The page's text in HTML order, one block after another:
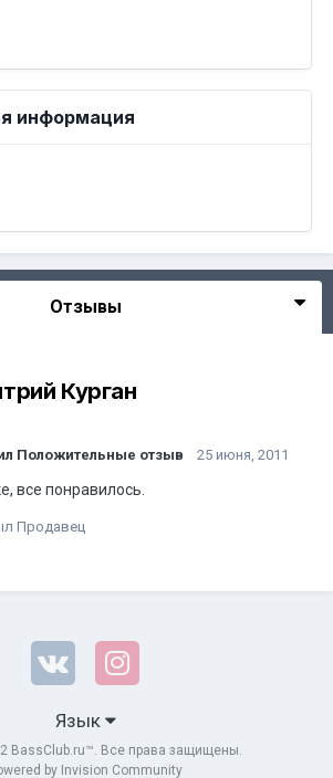
информация
Отзывы
Курган
Положительные отзыв 25 июня, 2011
все понравилось.
Продавец
Язык
BassClub.ru™. Все права защищены.
by Invision Community